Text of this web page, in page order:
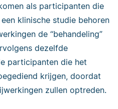
als participanten die
klinische studie behoren
de “behandeling”
dezelfde
participanten die het
krijgen, doordat
zullen optreden.